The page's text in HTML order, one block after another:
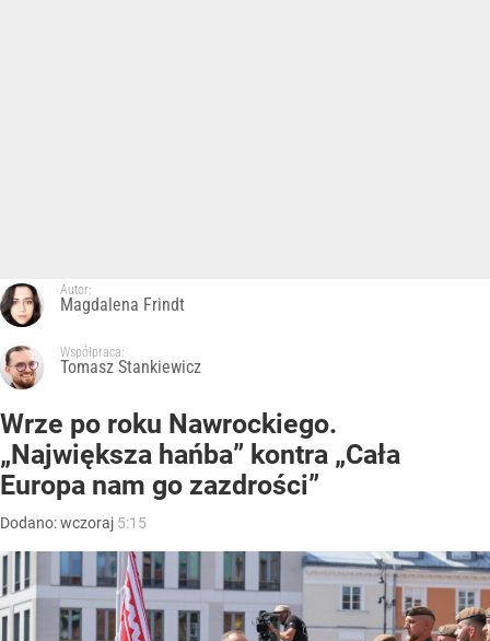
Autor:
Magdalena Frindt
Współpraca:
Tomasz Stankiewicz
Wrze po roku Nawrockiego.
„Największa hańba” kontra „Cała
Europa nam go zazdrości”
Dodano:wczoraj 5:15